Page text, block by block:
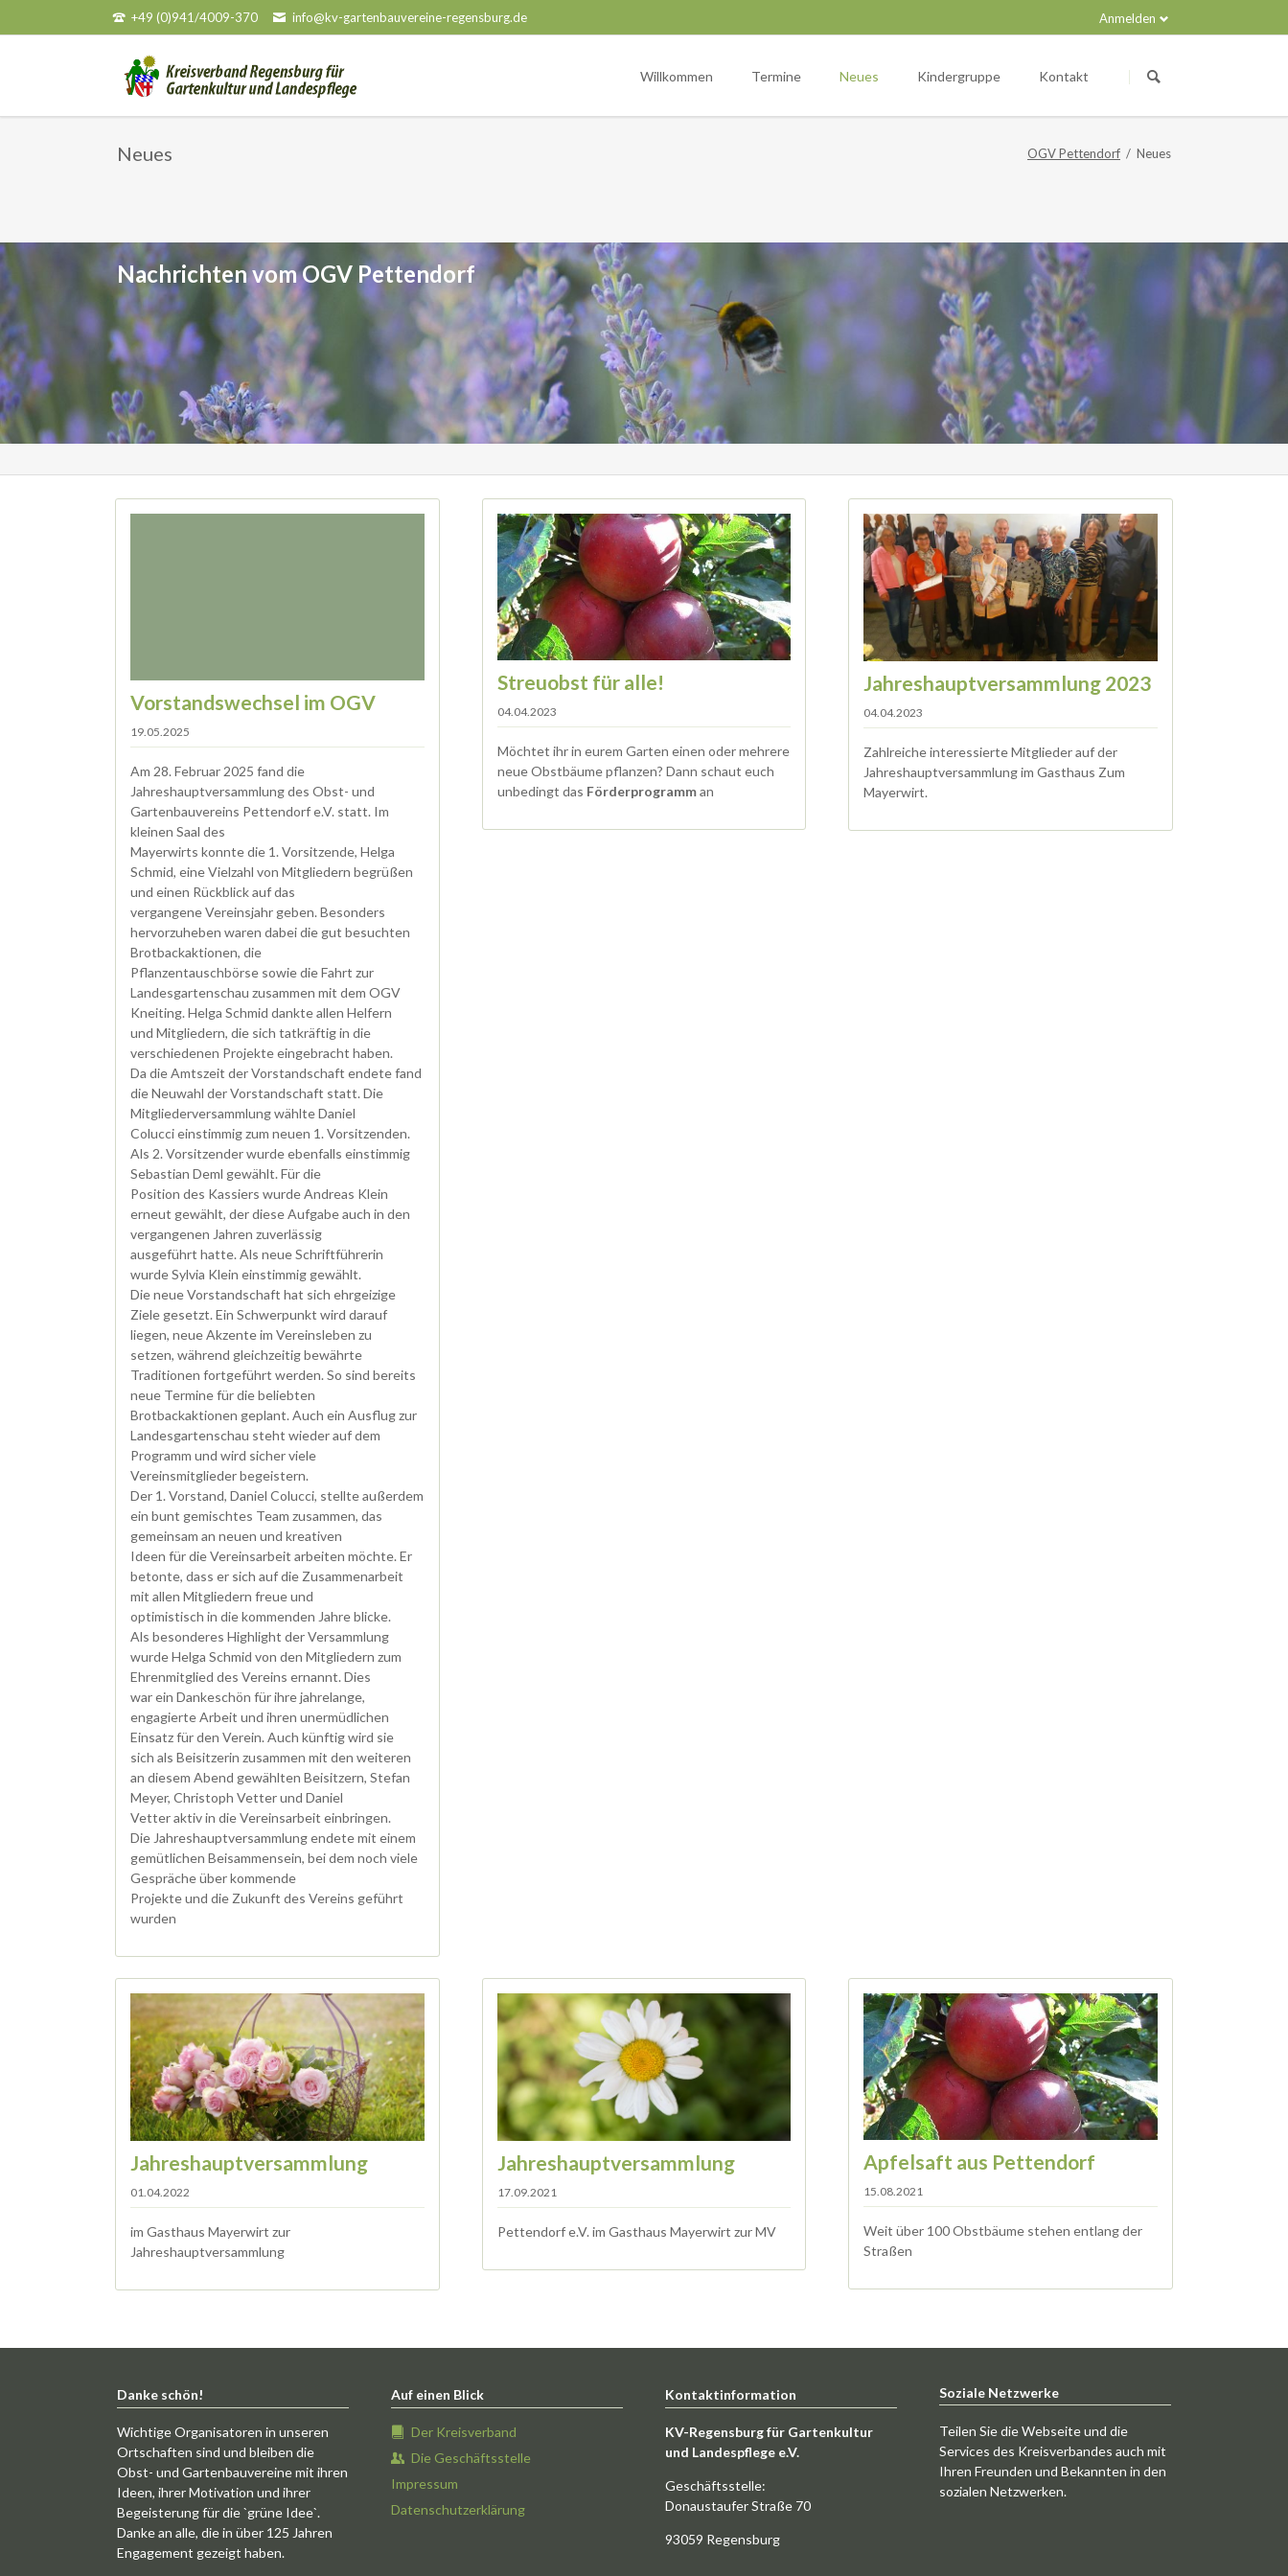
+49 (0)941/4009-370 info@kv-gartenbauvereine-regensburg.de Anmelden
überspringen
Willkommen Termine Neues Kindergruppe Kontakt
Neues OGV Pettendorf Neues
Nachrichten vom OGV Pettendorf
Vorstandswechsel im OGV
19.05.2025
Am 28. Februar 2025 fand die
Jahreshauptversammlung des Obst- und
Gartenbauvereins Pettendorf e.V. statt. Im
kleinen Saal des
Mayerwirts konnte die 1. Vorsitzende, Helga
Schmid, eine Vielzahl von Mitgliedern begrüßen
und einen Rückblick auf das
vergangene Vereinsjahr geben. Besonders
hervorzuheben waren dabei die gut besuchten
Brotbackaktionen, die
Pflanzentauschbörse sowie die Fahrt zur
Landesgartenschau zusammen mit dem OGV
Kneiting. Helga Schmid dankte allen Helfern
und Mitgliedern, die sich tatkräftig in die
verschiedenen Projekte eingebracht haben.
Da die Amtszeit der Vorstandschaft endete fand
die Neuwahl der Vorstandschaft statt. Die
Mitgliederversammlung wählte Daniel
Colucci einstimmig zum neuen 1. Vorsitzenden.
Als 2. Vorsitzender wurde ebenfalls einstimmig
Sebastian Deml gewählt. Für die
Position des Kassiers wurde Andreas Klein
erneut gewählt, der diese Aufgabe auch in den
vergangenen Jahren zuverlässig
ausgeführt hatte. Als neue Schriftführerin
wurde Sylvia Klein einstimmig gewählt.
Die neue Vorstandschaft hat sich ehrgeizige
Ziele gesetzt. Ein Schwerpunkt wird darauf
liegen, neue Akzente im Vereinsleben zu
setzen, während gleichzeitig bewährte
Traditionen fortgeführt werden. So sind bereits
neue Termine für die beliebten
Brotbackaktionen geplant. Auch ein Ausflug zur
Landesgartenschau steht wieder auf dem
Programm und wird sicher viele
Vereinsmitglieder begeistern.
Der 1. Vorstand, Daniel Colucci, stellte außerdem
ein bunt gemischtes Team zusammen, das
gemeinsam an neuen und kreativen
Ideen für die Vereinsarbeit arbeiten möchte. Er
betonte, dass er sich auf die Zusammenarbeit
mit allen Mitgliedern freue und
optimistisch in die kommenden Jahre blicke.
Als besonderes Highlight der Versammlung
wurde Helga Schmid von den Mitgliedern zum
Ehrenmitglied des Vereins ernannt. Dies
war ein Dankeschön für ihre jahrelange,
engagierte Arbeit und ihren unermüdlichen
Einsatz für den Verein. Auch künftig wird sie
sich als Beisitzerin zusammen mit den weiteren
an diesem Abend gewählten Beisitzern, Stefan
Meyer, Christoph Vetter und Daniel
Vetter aktiv in die Vereinsarbeit einbringen.
Die Jahreshauptversammlung endete mit einem
gemütlichen Beisammensein, bei dem noch viele
Gespräche über kommende
Projekte und die Zukunft des Vereins geführt
wurden
Streuobst für alle!
04.04.2023
Möchtet ihr in eurem Garten einen oder mehrere
neue Obstbäume pflanzen? Dann schaut euch
unbedingt das Förderprogramman
Jahreshauptversammlung 2023
04.04.2023
Zahlreiche interessierte Mitglieder auf der
Jahreshauptversammlung im Gasthaus Zum
Mayerwirt.
Jahreshauptversammlung
01.04.2022
im Gasthaus Mayerwirt zur
Jahreshauptversammlung
Jahreshauptversammlung
17.09.2021
Pettendorf e.V. im Gasthaus Mayerwirt zur MV
Apfelsaft aus Pettendorf
15.08.2021
Weit über 100 Obstbäume stehen entlang der
Straßen
Danke schön!
Wichtige Organisatoren in unseren
Ortschaften sind und bleiben die
Obst- und Gartenbauvereine mit ihren
Ideen, ihrer Motivation und ihrer
Begeisterung für die `grüne Idee`.
Danke an alle, die in über 125 Jahren
Engagement gezeigt haben.
Auf einen Blick
Der Kreisverband
Die Geschäftsstelle
Impressum
Datenschutzerklärung
Kontaktinformation
KV-Regensburg für Gartenkultur
und Landespflege e.V.
Geschäftsstelle:
Donaustaufer Straße 70
93059 Regensburg
Soziale Netzwerke
Teilen Sie die Webseite und die
Services des Kreisverbandes auch mit
Ihren Freunden und Bekannten in den
sozialen Netzwerken.